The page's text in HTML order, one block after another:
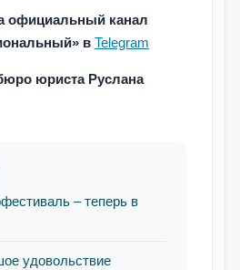
официальный канал
» в Telegram
юриста Руслана
– теперь в
удовольствие